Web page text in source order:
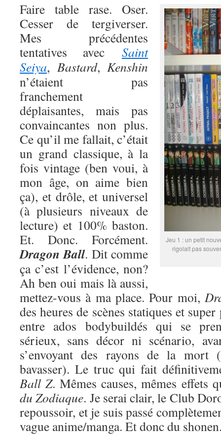
Jeu 1 : un petit
rigolait pas
Faire table rase. Oser.
Cesser de tergiverser.
Mes précédentes
tentatives avec Saint
Seiya, Bastard, Kenshin
n’étaient pas
franchement
déplaisantes, mais pas
convaincantes non plus.
Ce qu’il me fallait, c’était
un grand classique, à la
fois vintage (ben voui, à
mon âge, on aime bien
ça), et drôle, et universel
(à plusieurs niveaux de
lecture) et 100% baston.
Et. Donc. Forcément.
Dragon Ball. Dit comme
ça c’est l’évidence, non?
Ah ben oui mais là aussi,
mettez-vous à ma place. Pour moi,
des heures de scènes statiques et
entre ados bodybuildés qui se
sérieux, sans décor ni scénario,
s’envoyant des rayons de la mort
bavasser). Le truc qui fait
Ball Z. Mêmes causes, mêmes effets
du Zodiaque. Je serai clair, le Club
repoussoir, et je suis passé
vague anime/manga. Et donc du